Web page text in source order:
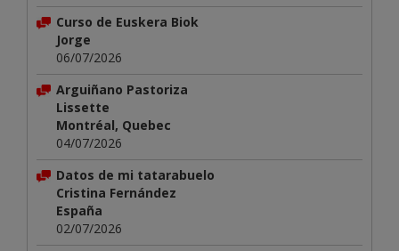
Curso de Euskera Biok
Jorge
06/07/2026
Arguiñano Pastoriza
Lissette
Montréal, Quebec
04/07/2026
Datos de mi tatarabuelo
Cristina Fernández
España
02/07/2026